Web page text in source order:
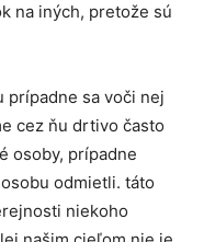
na iných, pretože sú
prípadne sa voči nej
cez ňu drtivo často
osoby, prípadne
odmietli. táto
niekoho